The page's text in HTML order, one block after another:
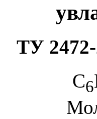
ТУ 2472-
C6